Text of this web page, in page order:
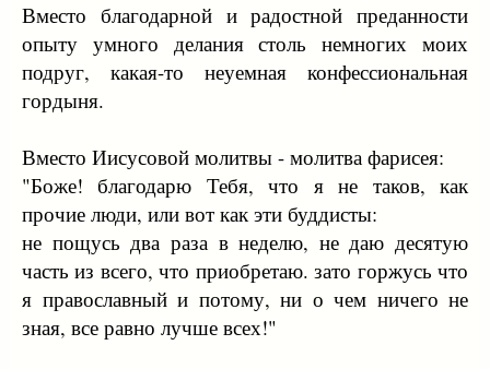
Вместо благодарной и радостной преданности
опыту умного делания столь немногих моих
подруг, какая-то неуемная конфессиональная
гордыня.
Вместо Иисусовой молитвы - молитва фарисея:
"Боже! благодарю Тебя, что я не таков, как
прочие люди, или вот как эти буддисты:
не пощусь два раза в неделю, не даю десятую
часть из всего, что приобретаю. зато горжусь что
я православный и потому, ни о чем ничего не
зная, все равно лучше всех!"